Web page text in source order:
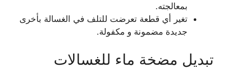
بمعالجته.
تغير أي قطعة تعرضت للتلف في الغسالة بأخرى
جديدة مضمونة و مكفولة.
تبديل مضخة ماء للغسالات